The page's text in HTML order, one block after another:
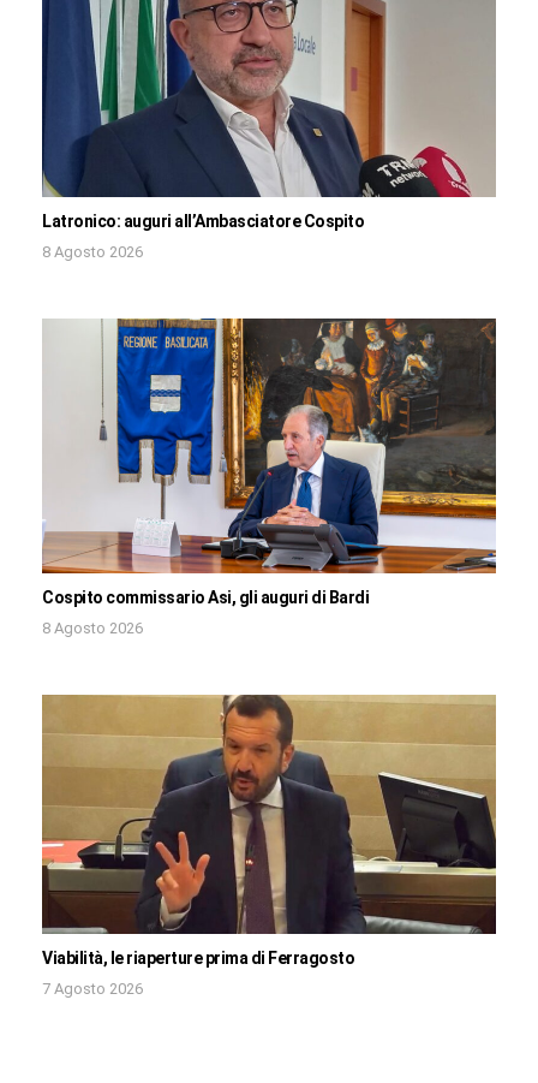
Latronico: auguri all’Ambasciatore Cospito
8 Agosto 2026
Cospito commissario Asi, gli auguri di Bardi
8 Agosto 2026
Viabilità, le riaperture prima di Ferragosto
7 Agosto 2026